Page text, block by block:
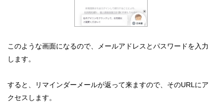
このような画面になるので、メールアドレスとパスワードを入力
します。
すると、リマインダーメールが返って来ますので、そのURLにア
クセスします。